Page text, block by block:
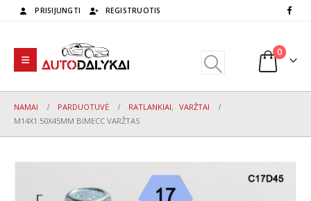
PRISIJUNGTI REGISTRUOTIS
0
NAMAI PARDUOTUVĖ RATLANKIAI, VARŽTAI
M14X1.50X45MM BIMECC VARŽTAS